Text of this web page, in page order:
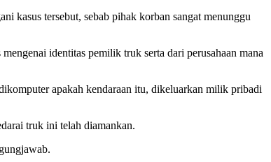
kasus tersebut, sebab pihak korban sangat menunggu
identitas pemilik truk serta dari perusahaan mana
apakah kendaraan itu, dikeluarkan milik pribadi
truk ini telah diamankan.